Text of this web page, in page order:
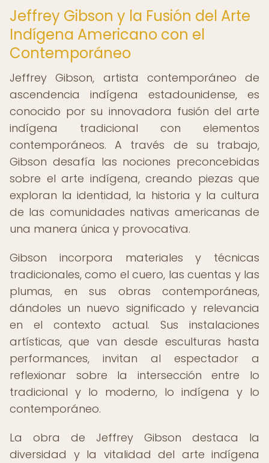
Jeffrey Gibson y la Fusión del Arte
Indígena Americano con el
Contemporáneo
Jeffrey Gibson, artista contemporáneo de
ascendencia indígena estadounidense, es
conocido por su innovadora fusión del arte
indígena tradicional con elementos
contemporáneos. A través de su trabajo,
Gibson desafía las nociones preconcebidas
sobre el arte indígena, creando piezas que
exploran la identidad, la historia y la cultura
de las comunidades nativas americanas de
una manera única y provocativa.
Gibson incorpora materiales y técnicas
tradicionales, como el cuero, las cuentas y las
plumas, en sus obras contemporáneas,
dándoles un nuevo significado y relevancia
en el contexto actual. Sus instalaciones
artísticas, que van desde esculturas hasta
performances, invitan al espectador a
reflexionar sobre la intersección entre lo
tradicional y lo moderno, lo indígena y lo
contemporáneo.
La obra de Jeffrey Gibson destaca la
diversidad y la vitalidad del arte indígena